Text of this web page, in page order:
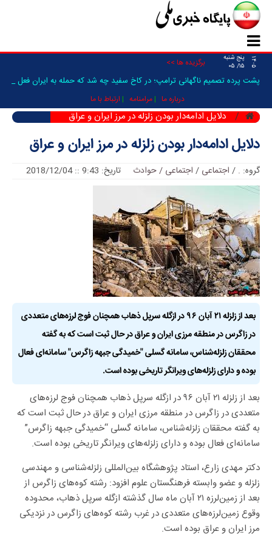
۱۴۰۵
پنج شنبه
۱۵/ ۰۵
برگزیده ها >>
پشت پرده تصمیم ناگهانی ترامپ؛ در کاخ سفید چه شد که حمله به ایران فعلا
درباره ما مرامنامه ارتباط با ما
دلایل ادامه‌دار بودن زلزله در مرز ایران و عراق
دلایل ادامه‌دار بودن زلزله در مرز ایران و عراق
گروه: .
/ اجتماعی / اجتماعی / حوادث تاریخ: 9:43 :: 2018/12/04
بعد از زلزله ۲۱ آبان ۹۶ در ازگله سرپل ذهاب همچنان فوج لرزه‌های متعددی
در زاگرس در منطقه مرزی ایران و عراق در حال ثبت است که به گفته
محققان زلزله‌شناس، سامانه گسلی "خمیدگی جبهه زاگرس" سامانه‌ای فعال
بوده و دارای زلزله‌های ویرانگر تاریخی بوده است.
بعد از زلزله ۲۱ آبان ۹۶ در ازگله سرپل ذهاب همچنان فوج لرزه‌های
متعددی در زاگرس در منطقه مرزی ایران و عراق در حال ثبت است که
به گفته محققان زلزله‌شناس، سامانه گسلی “خمیدگی جبهه زاگرس”
سامانه‌ای فعال بوده و دارای زلزله‌های ویرانگر تاریخی بوده است.
دکتر مهدی زارع، استاد پژوهشگاه بین‌المللی زلزله‌شناسی و مهندسی
زلزله و عضو وابسته فرهنگستان علوم افزود: رشته کوه‌های زاگرس از
بعد از زمین‌لرزه ۲۱ آبان ماه سال گذشته ازگله سرپل ذهاب، محدوده
وقوع زمین‌لرزه‌های متعددی در غرب رشته کوه‌های زاگرس در نزدیکی
مرز ایران و عراق بوده است.